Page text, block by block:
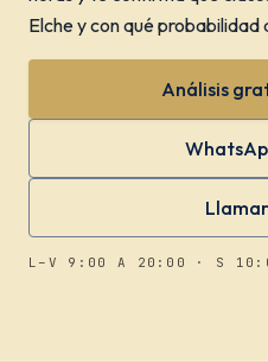
Elche y con qué probabilidad
Análisis
L–V 9:00 A 20:00 · S